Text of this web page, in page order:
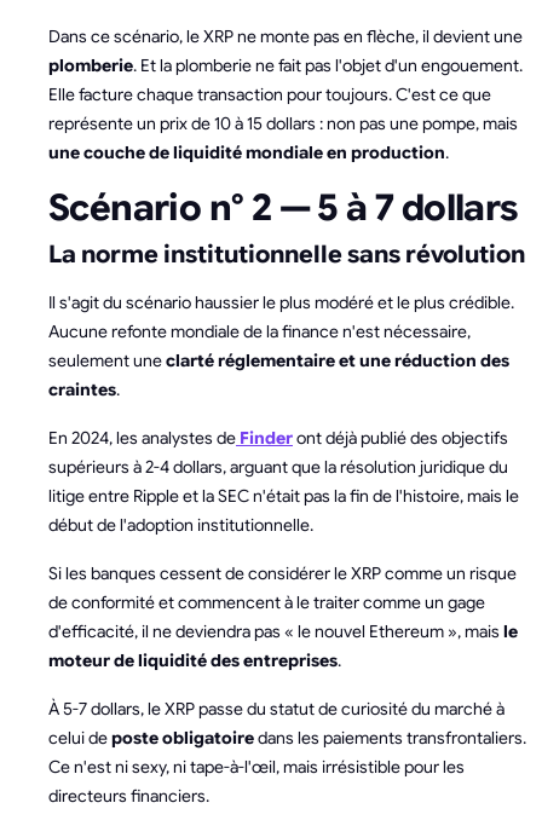
Dans ce scénario, le XRP ne monte pas en flèche, il devient une
plomberie. Et la plomberie ne fait pas l'objet d'un engouement.
Elle facture chaque transaction pour toujours. C'est ce que
représente un prix de 10 à 15 dollars : non pas une pompe, mais
une couche de liquidité mondiale en production.
Scénario n° 2 — 5 à 7 dollars
La norme institutionnelle sans révolution
Il s'agit du scénario haussier le plus modéré et le plus crédible.
Aucune refonte mondiale de la finance n'est nécessaire,
seulement uneclarté réglementaire et une réduction des
craintes.
En 2024, les analystes de Finderont déjà publié des objectifs
supérieurs à 2-4 dollars, arguant que la résolution juridique du
litige entre Ripple et la SEC n'était pas la fin de l'histoire, mais le
début de l'adoption institutionnelle.
Si les banques cessent de considérer le XRP comme un risque
de conformité et commencent à le traiter comme un gage
d'efficacité, il ne deviendra pas « le nouvel Ethereum », mais le
moteur de liquidité des entreprises.
À 5-7 dollars, le XRP passe du statut de curiosité du marché à
celui deposte obligatoiredans les paiements transfrontaliers.
Ce n'est ni sexy, ni tape-à-l'œil, mais irrésistible pour les
directeurs financiers.